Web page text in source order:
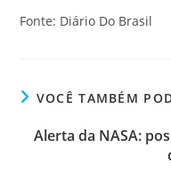
Fonte: Diário Do Brasil
VOCÊ TAMBÉM
Alerta da NASA: